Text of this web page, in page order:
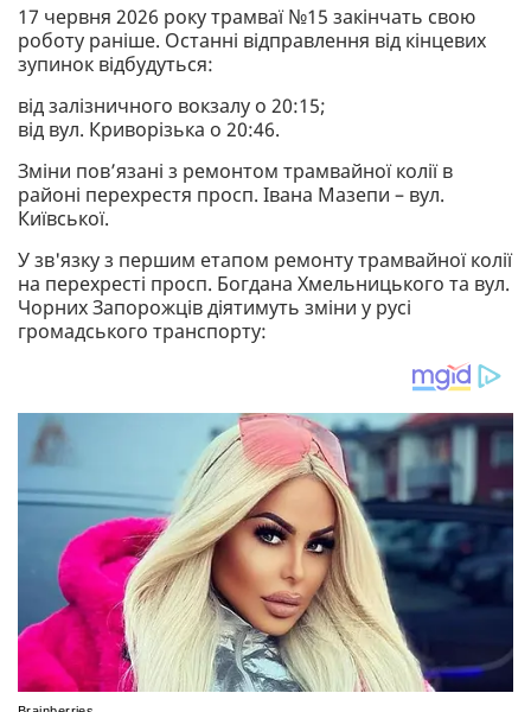
17 червня 2026 року трамваї №15 закінчать свою
роботу раніше. Останні відправлення від кінцевих
зупинок відбудуться:
від залізничного вокзалу о 20:15;
від вул. Криворізька о 20:46.
Зміни пов’язані з ремонтом трамвайної колії в
районі перехрестя просп. Івана Мазепи – вул.
Київської.
У зв'язку з першим етапом ремонту трамвайної колії
на перехресті просп. Богдана Хмельницького та вул.
Чорних Запорожців діятимуть зміни у русі
громадського транспорту: